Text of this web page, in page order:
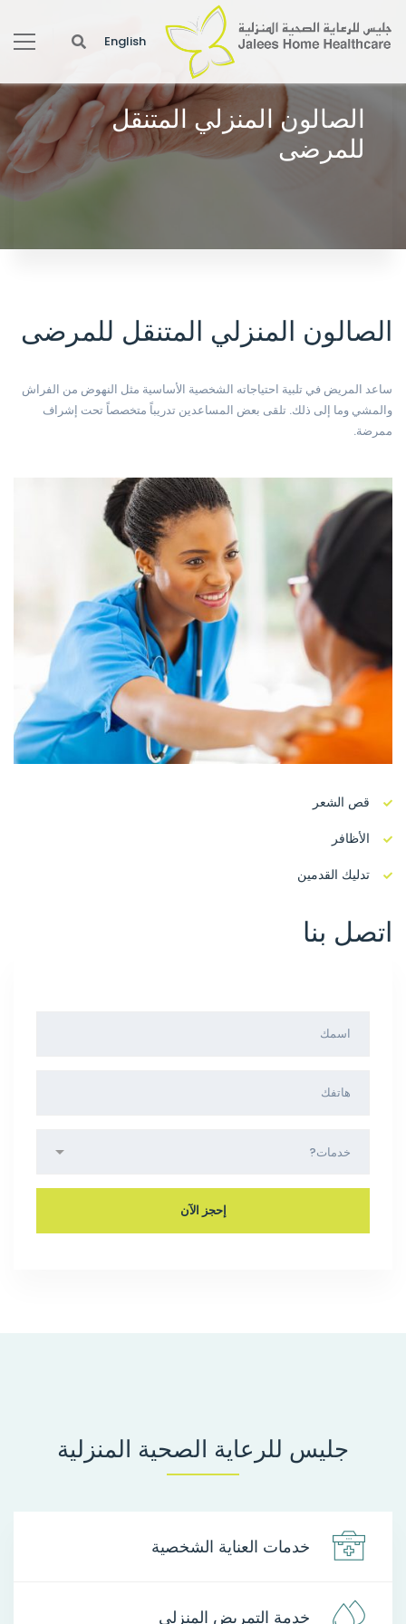
English
الصالون المنزلي المتنقل
للمرضى
الصالون المنزلي المتنقل للمرضى
ساعد المريض في تلبية احتياجاته الشخصية الأساسية مثل النهوض من الفراش
والمشي وما إلى ذلك. تلقى بعض المساعدين تدريباً متخصصاً تحت إشراف
ممرضة.
قص الشعر
الأظافر
تدليك القدمين
اتصل بنا
جليس للرعاية الصحية المنزلية
خدمات العناية الشخصية
خدمة التمريض المنزلي